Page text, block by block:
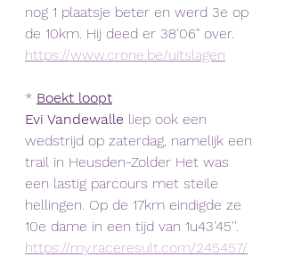
nog 1 plaatsje beter en werd 3e op
de 10km. Hij deed er 38'06" over.
https://www.crone.be/uitslagen
* Boekt loopt
Evi Vandewalle liep ook een
wedstrijd op zaterdag, namelijk een
trail in Heusden-Zolder Het was
een lastig parcours met steile
hellingen. Op de 17km eindigde ze
10e dame in een tijd van 1u43'45''.
https://my.raceresult.com/245457/